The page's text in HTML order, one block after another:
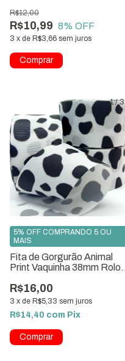
R$10,99
R$12,00
8% OFF
3 x de R$3,66 sem juros
1/3
Fita de Gorgurão Animal
Print Vaquinha 38mm Rolo
R$16,00
3 x de R$5,33 sem juros
5% OFF COMPRANDO 5 OU
MAIS
R$14,40 com Pix